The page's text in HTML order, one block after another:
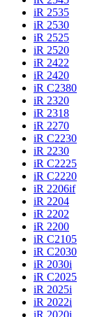
iR 2535
iR 2530
iR 2525
iR 2520
iR 2422
iR 2420
iR C2380
iR 2320
iR 2318
iR 2270
iR C2230
iR 2230
iR C2225
iR C2220
iR 2206if
iR 2204
iR 2202
iR 2200
iR C2105
iR C2030
iR 2030i
iR C2025
iR 2025i
iR 2022i
iR 2020i